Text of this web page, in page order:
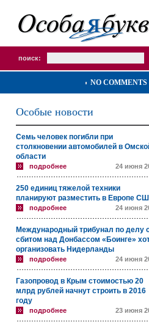
поиск:
NO COMMENTS
Особые новости
Семь человек погибли при
столкновении автомобилей в
области
подробнее 24 июня
250 единиц тяжелой техники
планируют разместить в Европе
подробнее 24 июня
Международный трибунал по делу
сбитом над Донбассом «Боинге»
организовать Нидерланды
подробнее 24 июня
Газопровод в Крым стоимостью 20
млрд рублей начнут строить в 2016
году
подробнее 23 июня